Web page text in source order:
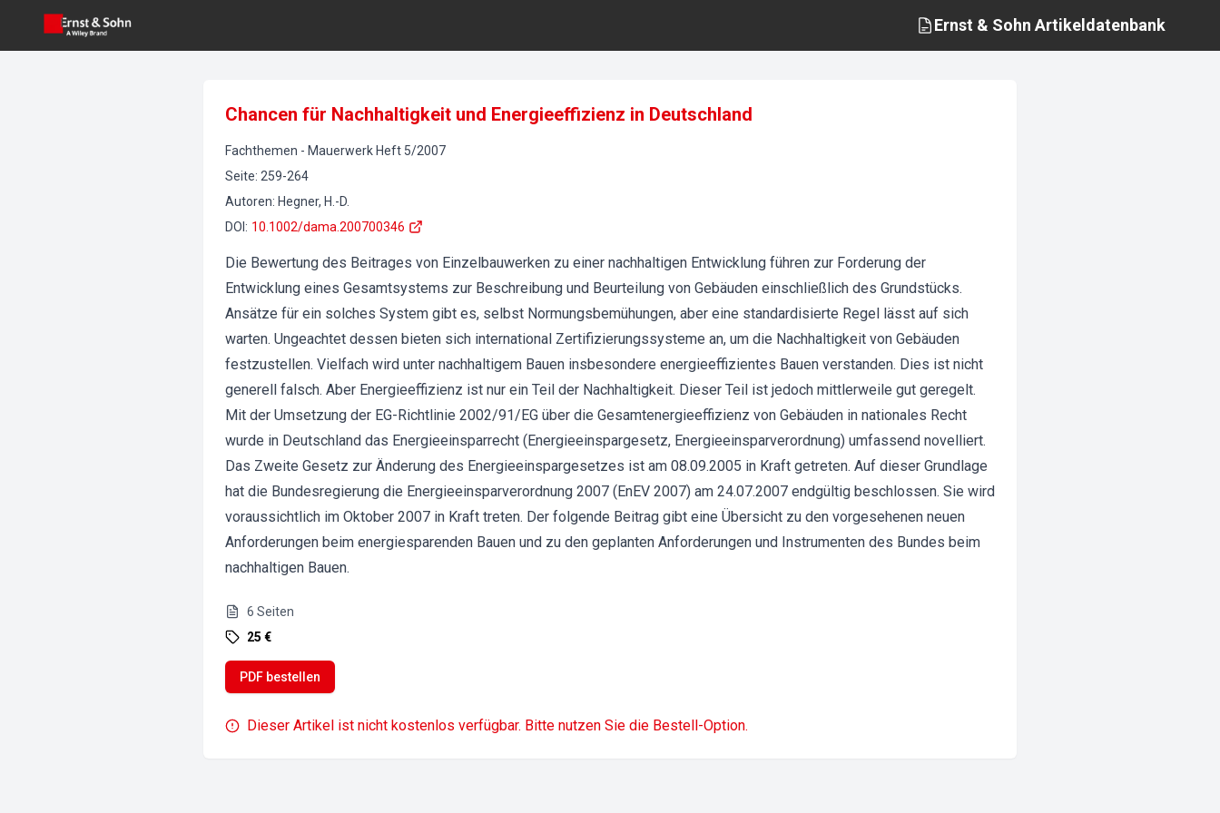
Ernst & Sohn Artikeldatenbank
Chancen für Nachhaltigkeit und Energieeffizienz in Deutschland
Fachthemen - Mauerwerk Heft 5/2007
Seite: 259-264
Autoren: Hegner, H.-D.
DOI : 10.1002/dama.200700346
Die Bewertung des Beitrages von Einzelbauwerken zu einer nachhaltigen Entwicklung führen zur Forderung der
Entwicklung eines Gesamtsystems zur Beschreibung und Beurteilung von Gebäuden einschließlich des Grundstücks.
Ansätze für ein solches System gibt es, selbst Normungsbemühungen, aber eine standardisierte Regel lässt auf sich
warten. Ungeachtet dessen bieten sich international Zertifizierungssysteme an, um die Nachhaltigkeit von Gebäuden
festzustellen. Vielfach wird unter nachhaltigem Bauen insbesondere energieeffizientes Bauen verstanden. Dies ist nicht
generell falsch. Aber Energieeffizienz ist nur ein Teil der Nachhaltigkeit. Dieser Teil ist jedoch mittlerweile gut geregelt.
Mit der Umsetzung der EG-Richtlinie 2002/91/EG über die Gesamtenergieeffizienz von Gebäuden in nationales Recht
wurde in Deutschland das Energieeinsparrecht (Energieeinspargesetz, Energieeinsparverordnung) umfassend novelliert.
Das Zweite Gesetz zur Änderung des Energieeinspargesetzes ist am 08.09.2005 in Kraft getreten. Auf dieser Grundlage
hat die Bundesregierung die Energieeinsparverordnung 2007 (EnEV 2007) am 24.07.2007 endgültig beschlossen. Sie wird
voraussichtlich im Oktober 2007 in Kraft treten. Der folgende Beitrag gibt eine Übersicht zu den vorgesehenen neuen
Anforderungen beim energiesparenden Bauen und zu den geplanten Anforderungen und Instrumenten des Bundes beim
nachhaltigen Bauen.
6 Seiten
25 €
PDF bestellen
Dieser Artikel ist nicht kostenlos verfügbar. Bitte nutzen Sie die Bestell-Option.